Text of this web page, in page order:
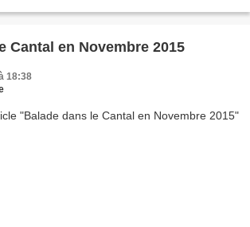
Cantal en Novembre 2015
18:38